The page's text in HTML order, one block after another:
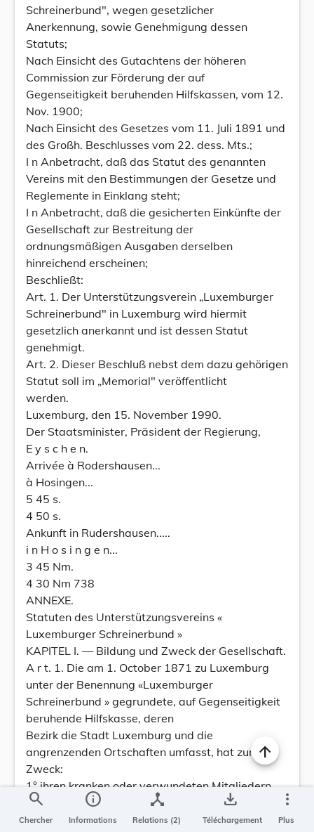
Schreinerbund", wegen gesetzlicher
Anerkennung, sowie Genehmigung dessen
Statuts;
Nach Einsicht des Gutachtens der höheren
Commission zur Förderung der auf
Gegenseitigkeit beruhenden Hilfskassen, vom 12.
Nov. 1900;
Nach Einsicht des Gesetzes vom 11. Juli 1891 und
des Großh. Beschlusses vom 22. dess. Mts.;
I n Anbetracht, daß das Statut des genannten
Vereins mit den Bestimmungen der Gesetze und
Reglemente in Einklang steht;
I n Anbetracht, daß die gesicherten Einkünfte der
Gesellschaft zur Bestreitung der
ordnungsmäßigen Ausgaben derselben
hinreichend erscheinen;
Beschließt:
Art. 1. Der Unterstützungsverein „Luxemburger
Schreinerbund" in Luxemburg wird hiermit
gesetzlich anerkannt und ist dessen Statut
genehmigt.
Art. 2. Dieser Beschluß nebst dem dazu gehörigen
Statut soll im „Memorial" veröffentlicht
werden.
Luxemburg, den 15. November 1990.
Der Staatsminister, Präsident der Regierung,
E y s c h e n.
Arrivée à Rodershausen...
à Hosingen...
5 45 s.
4 50 s.
Ankunft in Rudershausen.....
i n H o s i n g e n...
3 45 Nm.
4 30 Nm 738
ANNEXE.
Statuten des Unterstützungsvereins «
Luxemburger Schreinerbund »
KAPITEL I. — Bildung und Zweck der Gesellschaft.
A r t. 1. Die am 1. October 1871 zu Luxemburg
unter der Benennung «Luxemburger
Schreinerbund » gegrundete, auf Gegenseitigkeit
beruhende Hilfskasse, deren
Bezirk die Stadt Luxemburg und die
angrenzenden Ortschaften umfasst, hat zum
Zweck:
1° ihren kranken oder verwundeten Mitgliedern
arztliche Behandlung und Arzneien zu
verschaffen;
search
Chercher
info
Informations
device_hub
Relations (2)
save_alt
Téléchargement
more_vert
Plus